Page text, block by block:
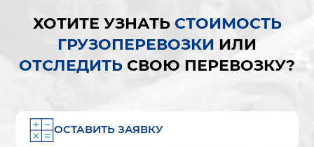
ХОТИТЕ УЗНАТЬ СТОИМОСТЬ
ГРУЗОПЕРЕВОЗКИ ИЛИ
ОТСЛЕДИТЬ СВОЮ ПЕРЕВОЗКУ?
ОСТАВИТЬ ЗАЯВКУ